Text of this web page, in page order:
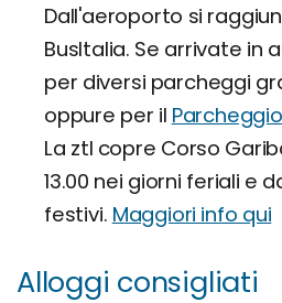
Dall'aeroporto si
BusItalia. Se arrivate
per diversi parcheggi
oppure per il
La ztl copre Corso
13.00 nei giorni feriali e
festivi. Maggiori info qui
Alloggi consigliati